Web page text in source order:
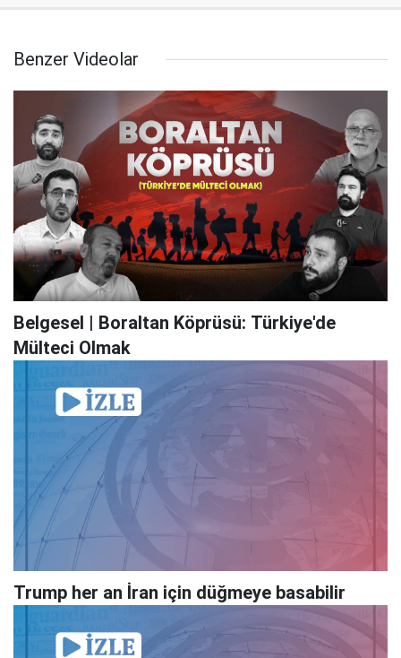
Benzer Videolar
Belgesel | Boraltan Köprüsü: Türkiye'de
Mülteci Olmak
Trump her an İran için düğmeye basabilir